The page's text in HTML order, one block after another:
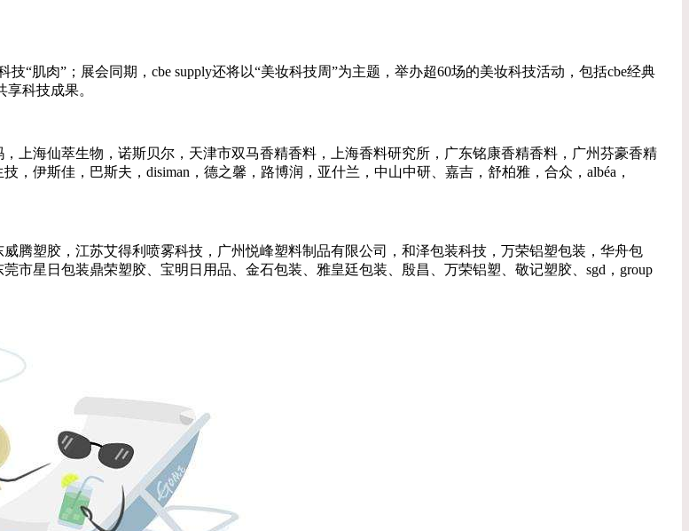
“肌肉”；展会同期，cbe supply还将以“美妆科技周”为主题，举办超60场的美妆科技活动，包括cbe经典
科技成果。
上海仙萃生物，诺斯贝尔，天津市双马香精香料，上海香料研究所，广东铭康香精香料，广州芬豪香精
伊斯佳，巴斯夫，disiman，德之馨，路博润，亚什兰，中山中研、嘉吉，舒柏雅，合众，albéa，
腾塑胶，江苏艾得利喷雾科技，广州悦峰塑料制品有限公司，和泽包装科技，万荣铝塑包装，华舟包
市星日包装鼎荣塑胶、宝明日用品、金石包装、雅皇廷包装、殷昌、万荣铝塑、敬记塑胶、sgd，group